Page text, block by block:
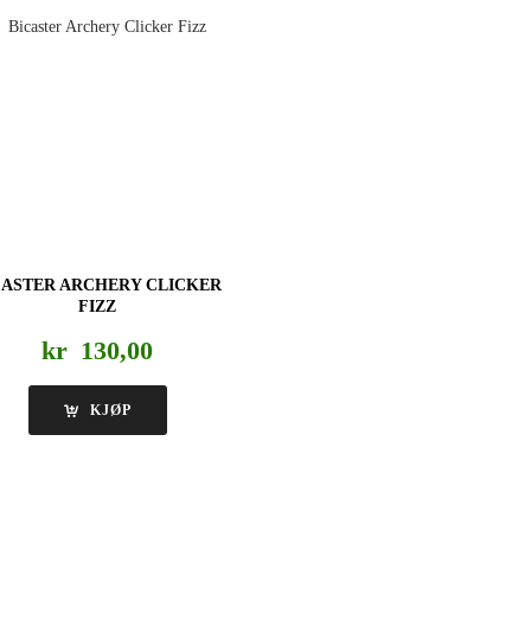
ARCHERY CLICKER
FIZZ
kr 130,00
KJØP